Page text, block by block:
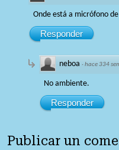
Onde está a micrófono
Responder
neboa ·hace 334
No ambiente.
Responder
Publicar un